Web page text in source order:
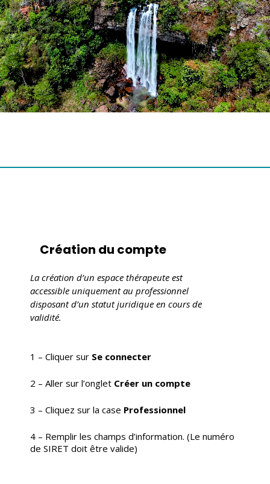
Création du compte
La création d’un espace thérapeute est
accessible uniquement au professionnel
disposant d’un statut juridique en cours de
validité.
1 – Cliquer sur Se connecter
2 – Aller sur l’onglet Créer un compte
3 – Cliquez sur la case Professionnel
4 – Remplir les champs d’information. (Le numéro
de SIRET doit être valide)